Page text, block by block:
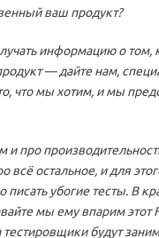
ваш продукт?
информацию о том,
— дайте нам,
что мы хотим, и мы
про
всё остальное, и для
писать убогие тесты. В
мы ему впарим этот
тестировщики будут